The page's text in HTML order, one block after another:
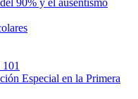
Especial en la Primera